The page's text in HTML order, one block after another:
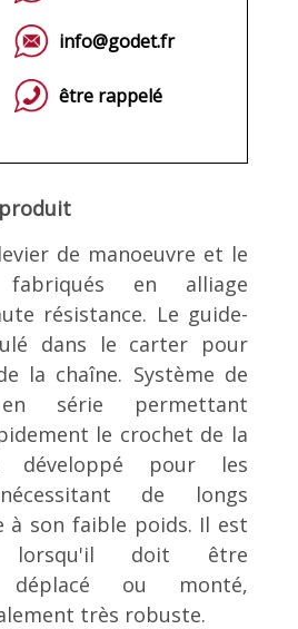
info@godet.fr
être rappelé
de manoeuvre et le
en alliage
résistance. Le guide-
dans le carter pour
la chaîne. Système de
série permettant
le crochet de la
développé pour les
de longs
à son faible poids. Il est
lorsqu'il doit être
déplacé ou monté,
très robuste.